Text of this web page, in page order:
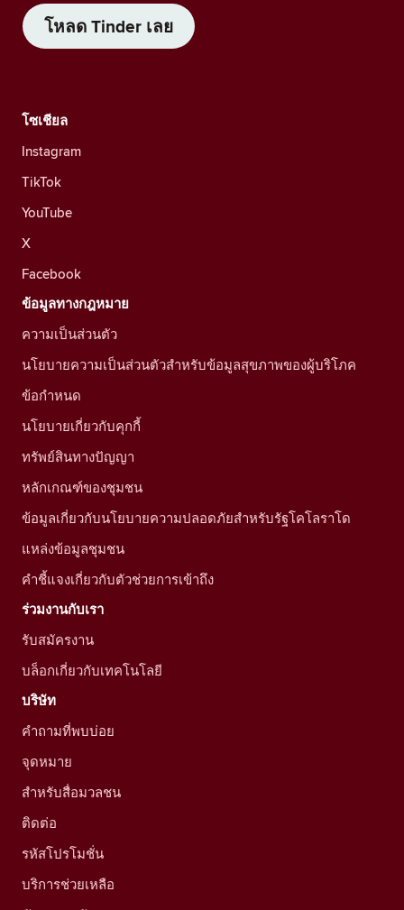
โหลด Tinder เลย
โซเชียล
Instagram
TikTok
YouTube
X
Facebook
ข้อมูลทางกฎหมาย
ความเป็นส่วนตัว
นโยบายความเป็นส่วนตัวสำหรับข้อมูลสุขภาพของผู้บริโภค
ข้อกำหนด
นโยบายเกี่ยวกับคุกกี้
ทรัพย์สินทางปัญญา
หลักเกณฑ์ของชุมชน
ข้อมูลเกี่ยวกับนโยบายความปลอดภัยสำหรับรัฐโคโลราโด
แหล่งข้อมูลชุมชน
คำชี้แจงเกี่ยวกับตัวช่วยการเข้าถึง
ร่วมงานกับเรา
รับสมัครงาน
บล็อกเกี่ยวกับเทคโนโลยี
บริษัท
คำถามที่พบบ่อย
จุดหมาย
สำหรับสื่อมวลชน
ติดต่อ
รหัสโปรโมชั่น
บริการช่วยเหลือ